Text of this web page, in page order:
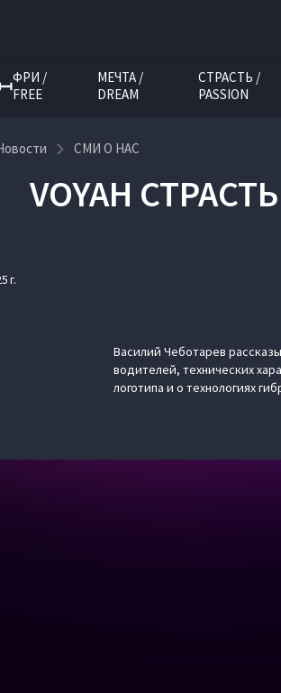
ФРИ /
FREE
МЕЧТА /
DREAM
СТРАСТЬ /
PASSION
СМИ О НАС
VOYAH
г.
Василий Чеботарев
водителей, технических
логотипа и о технологиях